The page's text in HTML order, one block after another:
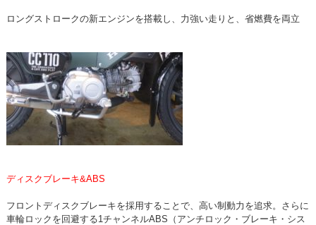
ロングストロークの新エンジンを搭載し、力強い走りと、省燃費を両立
ディスクブレーキ&ABS
フロントディスクブレーキを採用することで、高い制動力を追求。さらに
車輪ロックを回避する1チャンネルABS（アンチロック・ブレーキ・シス